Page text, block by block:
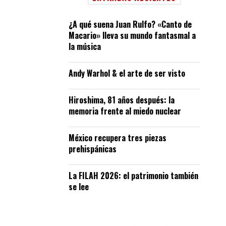
¿A qué suena Juan Rulfo? «Canto de
Macario» lleva su mundo fantasmal a
la música
Andy Warhol & el arte de ser visto
Hiroshima, 81 años después: la
memoria frente al miedo nuclear
México recupera tres piezas
prehispánicas
La FILAH 2026: el patrimonio también
se lee